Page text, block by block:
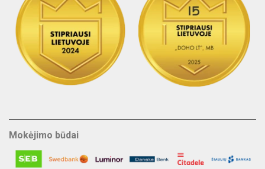
Mokėjimo būdai